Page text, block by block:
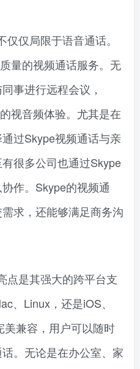
仅局限于语音通话。
量的视频通话服务。无
事进行远程会议，
视音频体验。尤其是在
过Skype视频通话与亲
很多公司也通过Skype
作。Skype的视频通
求，还能够满足商务沟
点是其强大的跨平台支
、Linux，还是iOS、
兼容，用户可以随时
。无论是在办公室、家